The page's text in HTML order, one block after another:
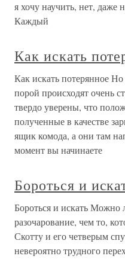
я хочу научить, нет, даже
Каждый
Как искать
Как искать потерянное Но
порой происходят очень
твердо уверены, что
полученные в качестве
ящик комода, а они там
момент вы начинаете
Бороться и
Бороться и искать Можно
разочарование, чем то,
Скотту и его четверым
невероятно трудного